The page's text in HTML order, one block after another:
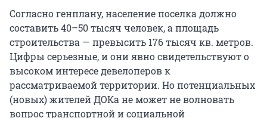
Согласно генплану, население поселка должно
составить 40–50 тысяч человек, а площадь
строительства — превысить 176 тысяч кв. метров.
Цифры серьезные, и они явно свидетельствуют о
высоком интересе девелоперов к
рассматриваемой территории. Но потенциальных
(новых) жителей ДОКа не может не волновать
вопрос транспортной и социальной